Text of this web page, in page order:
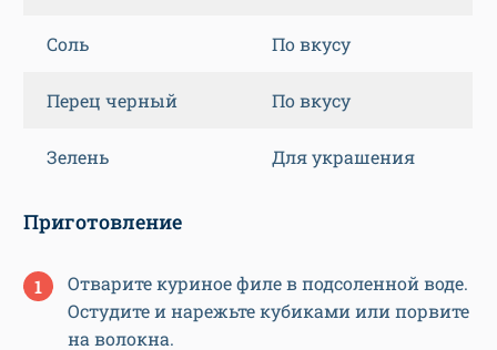
Соль По вкусу
Перец черный По вкусу
Зелень Для украшения
Приготовление
Отварите куриное филе в подсоленной воде.
Остудите и нарежьте кубиками или порвите
на волокна.